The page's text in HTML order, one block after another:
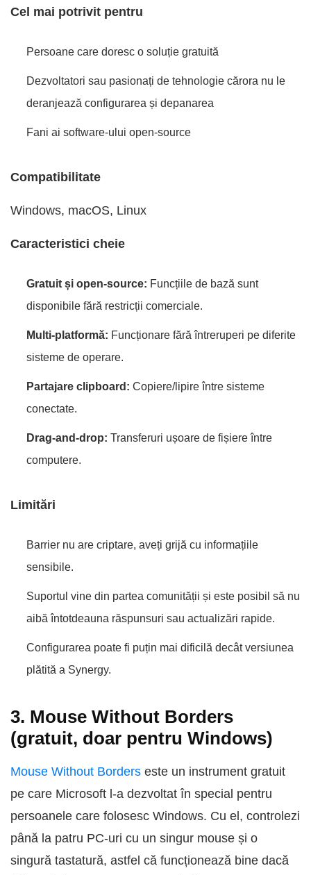
Cel mai potrivit pentru
Persoane care doresc o soluție gratuită
Dezvoltatori sau pasionați de tehnologie cărora nu le
deranjează configurarea și depanarea
Fani ai software-ului open-source
Compatibilitate
Windows, macOS, Linux
Caracteristici cheie
Gratuit și open-source: Funcțiile de bază sunt
disponibile fără restricții comerciale.
Multi-platformă: Funcționare fără întreruperi pe diferite
sisteme de operare.
Partajare clipboard: Copiere/lipire între sisteme
conectate.
Drag-and-drop: Transferuri ușoare de fișiere între
computere.
Limitări
Barrier nu are criptare, aveți grijă cu informațiile
sensibile.
Suportul vine din partea comunității și este posibil să nu
aibă întotdeauna răspunsuri sau actualizări rapide.
Configurarea poate fi puțin mai dificilă decât versiunea
plătită a Synergy.
3. Mouse Without Borders
(gratuit, doar pentru Windows)
Mouse Without Borders este un instrument gratuit
pe care Microsoft l-a dezvoltat în special pentru
persoanele care folosesc Windows. Cu el, controlezi
până la patru PC-uri cu un singur mouse și o
singură tastatură, astfel că funcționează bine dacă